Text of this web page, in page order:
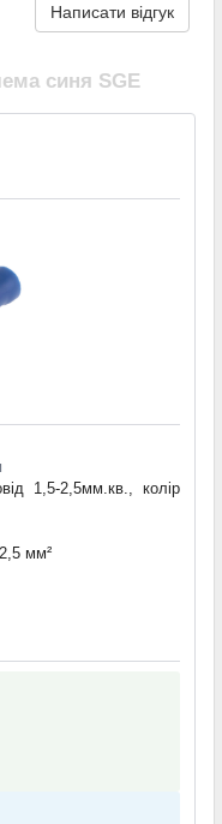
Написати відгук
синя SGE
1,5-2,5мм.кв., колір
мм²